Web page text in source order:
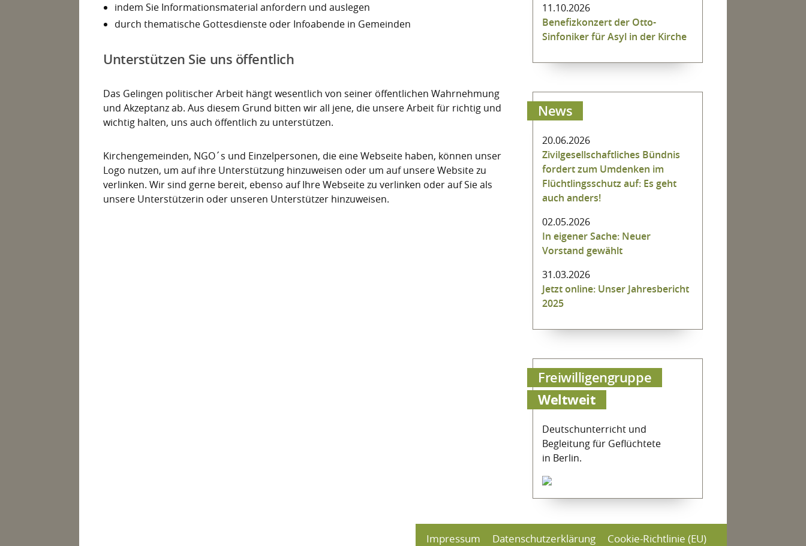
indem Sie Informationsmaterial anfordern und auslegen
durch thematische Gottesdienste oder Infoabende in Gemeinden
Unterstützen Sie uns öffentlich
Das Gelingen politischer Arbeit hängt wesentlich von seiner öffentlichen Wahrnehmung
und Akzeptanz ab. Aus diesem Grund bitten wir all jene, die unsere Arbeit für richtig und
wichtig halten, uns auch öffentlich zu unterstützen.
Kirchengemeinden, NGO´s und Einzelpersonen, die eine Webseite haben, können unser
Logo nutzen, um auf ihre Unterstützung hinzuweisen oder um auf unsere Website zu
verlinken. Wir sind gerne bereit, ebenso auf Ihre Webseite zu verlinken oder auf Sie als
unsere Unterstützerin oder unseren Unterstützer hinzuweisen.
11.10.2026
Benefizkonzert der Otto-
Sinfoniker für Asyl in der Kirche
News
20.06.2026
Zivilgesellschaftliches Bündnis
fordert zum Umdenken im
Flüchtlingsschutz auf: Es geht
auch anders!
02.05.2026
In eigener Sache: Neuer
Vorstand gewählt
31.03.2026
Jetzt online: Unser Jahresbericht
2025
Freiwilligengruppe
Weltweit
Deutschunterricht und
Begleitung für Geflüchtete
in Berlin.
Impressum Datenschutzerklärung Cookie-Richtlinie (EU)